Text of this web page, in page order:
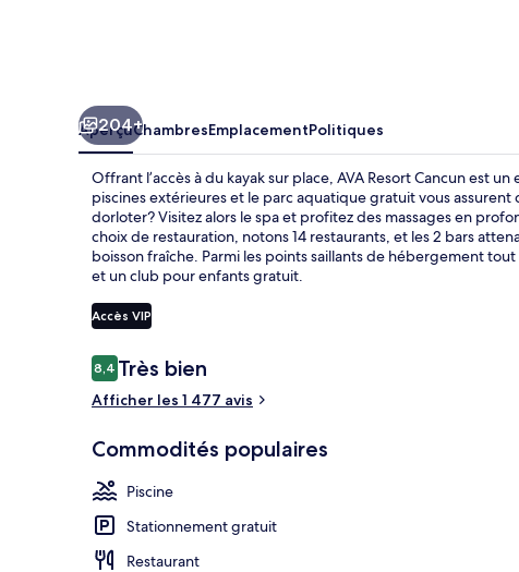
204+
AperçuChambresEmplacementPolitiques
Offrant l’accès à du kayak sur place, AVA Resort Cancun est
piscines extérieures et le parc aquatique gratuit vous
dorloter? Visitez alors le spa et profitez des massages en
choix de restauration, notons 14 restaurants, et les 2 bars
boisson fraîche. Parmi les points saillants de hébergement
et un club pour enfants gratuit.
Accès VIP
Avis
8,48,4 sur 10 –
Très bien
Afficher les 1 477 avis
Commodités populaires
Piscine
Stationnement gratuit
Restaurant